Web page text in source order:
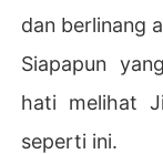
dan berlinang
Siapapun
hati melihat
seperti ini.